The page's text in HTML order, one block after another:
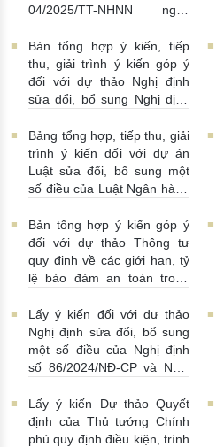
hiện cam kết quốc tế về trao
về thuế
22/07/2026 |
14:54:00
04/2025/TT-NHNN ngày
định thời hạn lưu trữ hồ sơ,
tài liệu ngành Ngân hàng
16/07/2026 | 10:00:00
Bản tổng hợp ý kiến, tiếp
thu, giải trình ý kiến góp ý
đối với dự thảo Nghị định
sửa đổi, bổ sung Nghị định
13/07/2026 | 16:00:00
Bảng tổng hợp, tiếp thu, giải
trình ý kiến đối với dự án
Luật sửa đổi, bổ sung một
số điều của Luật Ngân hàng
Phòng, chống rửa tiền và
Luật Các tổ chức tín dụng
08/07/2026 | 11:21:00
Bản tổng hợp ý kiến góp ý
đối với dự thảo Thông tư
quy định về các giới hạn, tỷ
lệ bảo đảm an toàn trong
thương mại, chi nhánh ngân
hàng nước ngoài
25/06/2026 | 16:00:00
Lấy ý kiến đối với dự thảo
Nghị định sửa đổi, bổ sung
một số điều của Nghị định
số 86/2024/NĐ-CP và Nghị
22/06/2026 | 09:13:00
Lấy ý kiến Dự thảo Quyết
định của Thủ tướng Chính
phủ quy định điều kiện, trình